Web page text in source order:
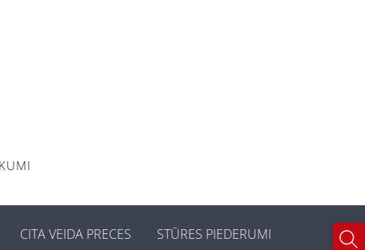
CITA VEIDA PRECES
STŪRES PIEDERUMI